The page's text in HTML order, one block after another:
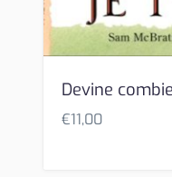
Devine
€11,00